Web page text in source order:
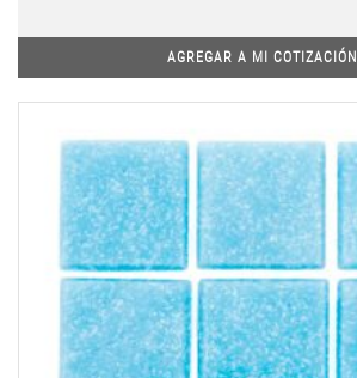
AGREGAR A MI COTIZACIÓN